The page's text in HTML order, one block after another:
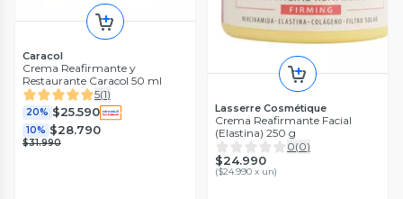
Caracol
Crema Reafirmante y
Restaurante Caracol 50 ml
5(1)
20% $25.590
10% $28.790
$31.990
Lasserre Cosmétique
Crema Reafirmante Facial
(Elastina) 250 g
0(0)
$24.990
($24.990 x un)